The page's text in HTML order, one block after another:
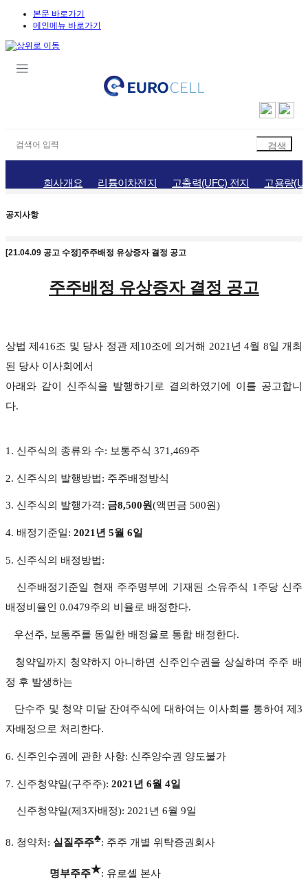
본문 바로가기
메인메뉴 바로가기
회사개요 리튬이차전지 고출력(UFC) 전지 고용량
공지사항
[21.04.09 공고 수정]주주배정 유상증자 결정 공고
주주배정 유상증자 결정 공고
상법 제416조 및 당사 정관 제 10조에 의거해 2021 년4월 8일 개최
된 당사 이사회에서
아래와 같이 신주식을 발행하기로 결의하였기에 이를 공고합니
다.
1. 신주식의 종류와 수: 보통주식 371,469주
2. 신주식의 발행방법: 주주배정방식
3. 신주식의 발행가격: 금8,500원(액면금 500원)
4. 배정기준일: 2021년 5월 6일
5. 신주식의 배정방법:
신주배정기준일 현재 주주명부에 기재된 소유주식 1주당 신주
배정비율인 0.0479주의 비율로 배정한다.
우선주, 보통주를 동일한 배정율로 통합 배정한다.
청약일까지 청약하지 아니하면 신주인수권을 상실하며 주주 배
정 후 발생하는
단수주 및 청약 미달 잔여주식에 대하여는 이사회를 통하여 제3
자배정으로 처리한다.
6. 신주인수권에 관한 사항: 신주양수권 양도불가
7. 신주청약일(구주주): 2021년 6월 4일
신주청약일(제3자배정): 2021년 6월 9일
8. 청약처: 실질주주♣: 주주 개별 위탁증권회사
명부주주★: 유로셀 본사